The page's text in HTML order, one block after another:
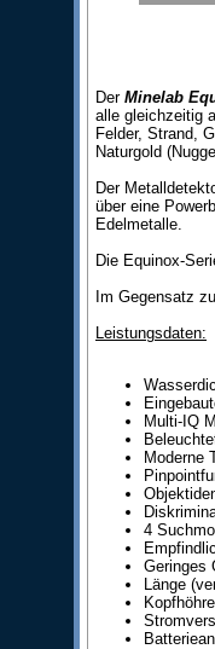
Der Minelab
alle gleichzeitig
Felder, Strand,
Naturgold
Der
über eine
Edelmetalle.
Die Equinox-
Im Gegensatz
Leistungsdaten:
Multi-IQ
Moderne
4
Geringes
Länge